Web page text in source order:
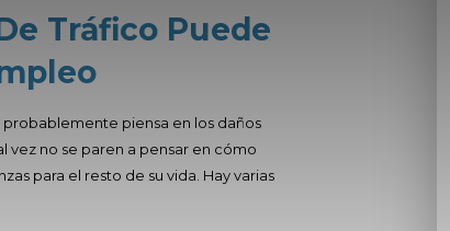
Tráfico Puede
piensa en los daños
vez no se paren a pensar en cómo
para el resto de su vida. Hay varias